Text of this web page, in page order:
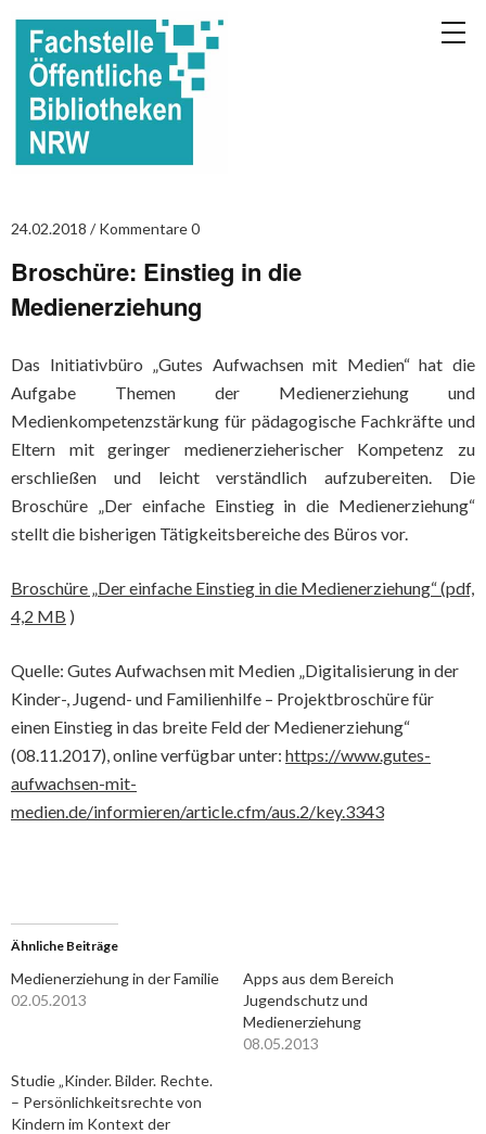
24.02.2018 Kommentare 0
Broschüre: Einstieg in die
Medienerziehung
Das Initiativbüro „Gutes Aufwachsen mit Medien“ hat die
Aufgabe Themen der Medienerziehung und
Medienkompetenzstärkung für pädagogische Fachkräfte und
Eltern mit geringer medienerzieherischer Kompetenz zu
erschließen und leicht verständlich aufzubereiten. Die
Broschüre „Der einfache Einstieg in die Medienerziehung“
stellt die bisherigen Tätigkeitsbereiche des Büros vor.
Broschüre „Der einfache Einstieg in die Medienerziehung“ (pdf,
4,2 MB )
Quelle: Gutes Aufwachsen mit Medien „Digitalisierung in der
Kinder-, Jugend- und Familienhilfe – Projektbroschüre für
einen Einstieg in das breite Feld der Medienerziehung“
(08.11.2017), online verfügbar unter: https://www.gutes-
aufwachsen-mit-
medien.de/informieren/article.cfm/aus.2/key.3343
Ähnliche Beiträge
Medienerziehung in der Familie
02.05.2013
Apps aus dem Bereich
Jugendschutz und
Medienerziehung
08.05.2013
Studie „Kinder. Bilder. Rechte.
– Persönlichkeitsrechte von
Kindern im Kontext der